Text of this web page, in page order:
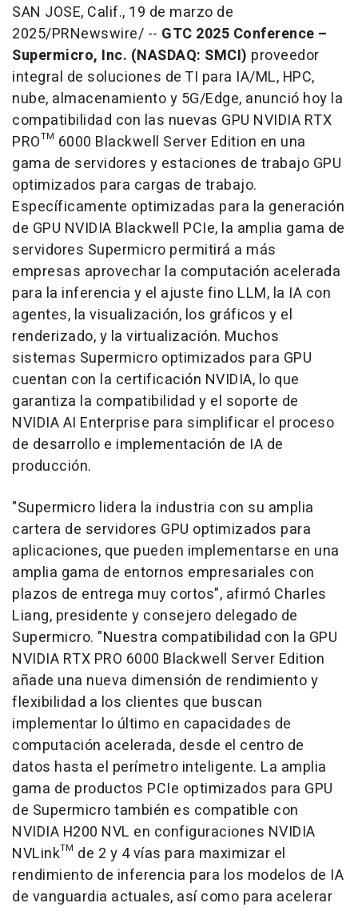
SAN JOSE, Calif., 19 de marzo de
2025/PRNewswire/ -- GTC 2025 Conference –
Supermicro, Inc. (NASDAQ: SMCI) proveedor
integral de soluciones de TI para IA/ML, HPC,
nube, almacenamiento y 5G/Edge, anunció hoy la
compatibilidad con las nuevas GPU NVIDIA RTX
PRO™ 6000 Blackwell Server Edition en una
gama de servidores y estaciones de trabajo GPU
optimizados para cargas de trabajo.
Específicamente optimizadas para la generación
de GPU NVIDIA Blackwell PCIe, la amplia gama de
servidores Supermicro permitirá a más
empresas aprovechar la computación acelerada
para la inferencia y el ajuste fino LLM, la IA con
agentes, la visualización, los gráficos y el
renderizado, y la virtualización. Muchos
sistemas Supermicro optimizados para GPU
cuentan con la certificación NVIDIA, lo que
garantiza la compatibilidad y el soporte de
NVIDIA AI Enterprise para simplificar el proceso
de desarrollo e implementación de IA de
producción.
"Supermicro lidera la industria con su amplia
cartera de servidores GPU optimizados para
aplicaciones, que pueden implementarse en una
amplia gama de entornos empresariales con
plazos de entrega muy cortos", afirmó Charles
Liang, presidente y consejero delegado de
Supermicro. "Nuestra compatibilidad con la GPU
NVIDIA RTX PRO 6000 Blackwell Server Edition
añade una nueva dimensión de rendimiento y
flexibilidad a los clientes que buscan
implementar lo último en capacidades de
computación acelerada, desde el centro de
datos hasta el perímetro inteligente. La amplia
gama de productos PCIe optimizados para GPU
de Supermicro también es compatible con
NVIDIA H200 NVL en configuraciones NVIDIA
NVLink™ de 2 y 4 vías para maximizar el
rendimiento de inferencia para los modelos de IA
de vanguardia actuales, así como para acelerar